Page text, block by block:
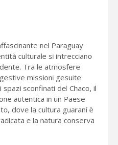
nel Paraguay
culturale si intrecciano
Tra le atmosfere
missioni gesuite
sconfinati del Chaco, il
autentica in un Paese
dove la cultura guaraní è
e la natura conserva